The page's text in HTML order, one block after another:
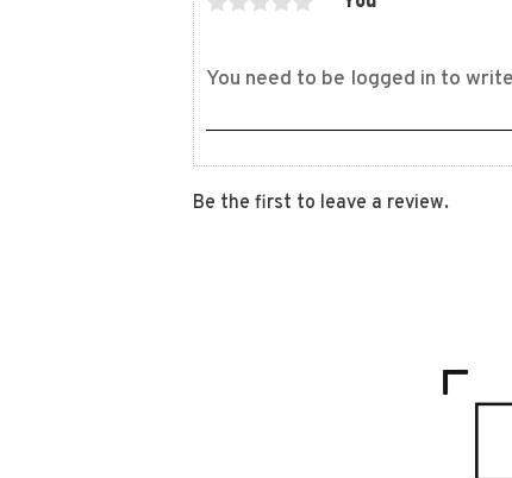
Be the first to leave a review.